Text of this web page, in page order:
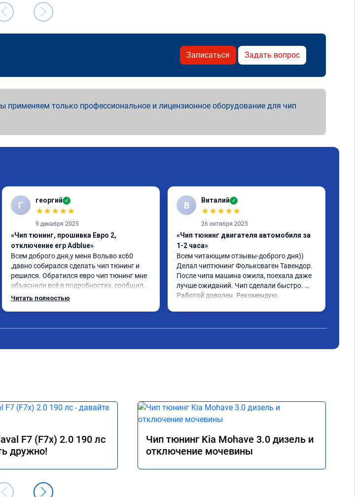
Записаться Задать вопрос
только профессиональное и лицензионное оборудование для чип
Г георгий ✓
★★★★★
9 декабря 2025
«Чип тюнинг, прошивка Евро 2,
отключение егр Adblue»
Всем доброго дня,у меня Вольво xc60
,давно собирался сделать чип тюнинг и
решился. Обратился евро чип тюнинг мне
объяснили всё в подробностях, сообщили
сумму записали. Приехал в назначенное
Читать полностью
В Виталий ✓
★★★★★
26 октября 2025
«Чип тюнинг двигателя автомобиля за
1-2 часа»
Всем читающим отзывы-доброго дня))
Делал чиптюнинг Фольксваген Тавендор.
После чипа машина ожила, поехала даже
лучше ожиданий. Чип сделали быстро.
Работой доволен. Рекомендую.
F7 (F7x) 2.0 190 лс
дружно!
Чип тюнинг Kia Mohave 3.0 дизель и
отключение мочевины